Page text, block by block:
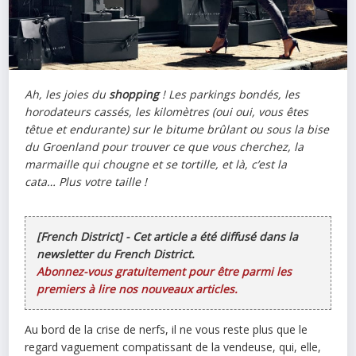
Ah, les joies dushopping! Les parkings bondés, les
horodateurs cassés, les kilomètres (oui oui, vous êtes
têtue etendurante) sur le bitume brûlant ou sous la bise
du Groenland pour trouver ce que vous cherchez, la
marmaille qui chougne et se tortille, et là, c’est la
cata… Plus votre taille !
[French District] - Cet article a été diffusé dans la
newsletter du French District.
Abonnez-vous gratuitement pour être parmi les
premiers à lire nos nouveaux articles.
Au bord de la crise de nerfs, il ne vous reste plus que le
regard vaguement compatissant de la vendeuse, qui, elle,